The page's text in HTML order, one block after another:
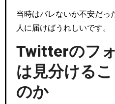
当時はバレないか不安だっ
人に届けばうれしいです。
Twitterのフ
は見分ける
のか